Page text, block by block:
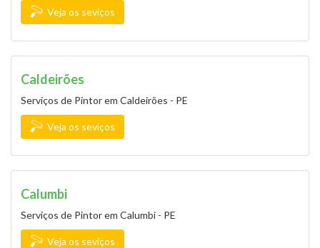
Veja os seviços
Caldeirões
Serviços de Pintor em Caldeirões - PE
Veja os seviços
Calumbi
Serviços de Pintor em Calumbi - PE
Veja os seviços